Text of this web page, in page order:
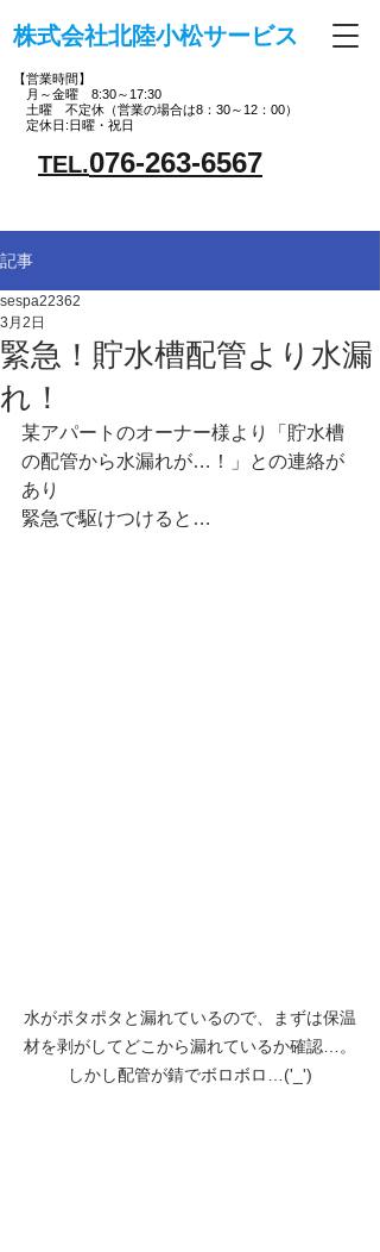
株式会社北陸小松サービス
【営業時間】
月～金曜 8:30～17:30
土曜 不定休（営業の場合は8：30～12：00）
定休日:日曜・祝日
TEL.076-263-6567
記事
緊急！貯水槽配管より水漏
れ！
sespa22362
3月2日
某アパートのオーナー様より「貯水槽
の配管から水漏れが…！」との連絡が
あり
緊急で駆けつけると…
水がポタポタと漏れているので、まずは保温
材を剥がしてどこから漏れているか確認…。
しかし配管が錆でボロボロ…('_')